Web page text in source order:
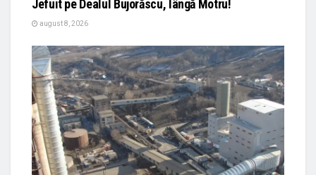
Jefuit pe Dealul Bujorăscu, lângă Motru!
august 8, 2026